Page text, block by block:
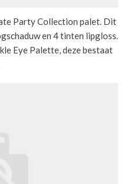
Party Collection palet. Dit
en 4 tinten lipgloss.
Eye Palette, deze bestaat